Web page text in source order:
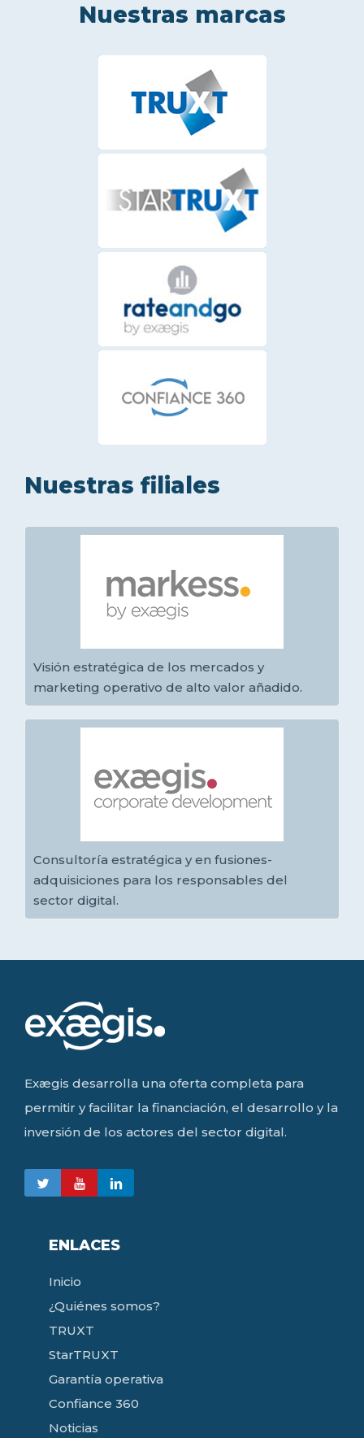
Nuestras marcas
Nuestras filiales
Visión estratégica de los mercados y
marketing operativo de alto valor añadido.
Consultoría estratégica y en fusiones-
adquisiciones para los responsables del
sector digital.
Exægis desarrolla una oferta completa para
permitir y facilitar la financiación, el desarrollo y la
inversión de los actores del sector digital.
ENLACES
Inicio
¿Quiénes somos?
TRUXT
StarTRUXT
Garantía operativa
Confiance 360
Noticias